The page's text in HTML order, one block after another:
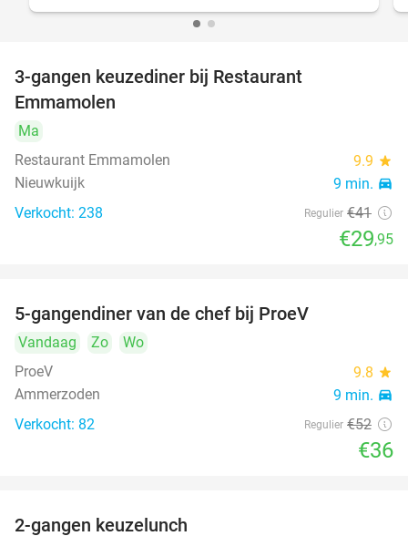
3-gangen keuzediner bij Restaurant
Emmamolen
Ma
Restaurant Emmamolen
9.9 star
Nieuwkuijk 9 min. directions_car
Verkocht: 238 Regulier €41
€29,95
5-gangendiner van de chef bij ProeV
Vandaag Zo
Wo
ProeV
9.8 star
Ammerzoden 9 min. directions_car
Verkocht: 82 Regulier €52
€36
2-gangen keuzelunch